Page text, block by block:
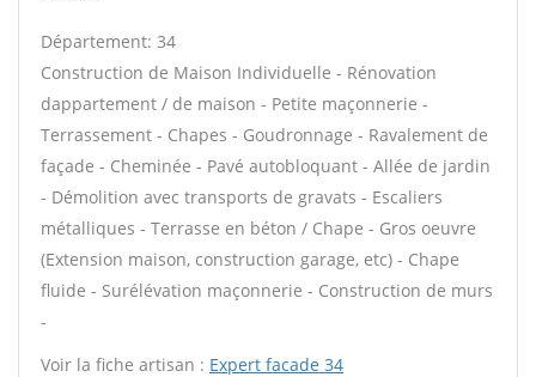
Département: 34
Construction de Maison Individuelle - Rénovation
dappartement / de maison - Petite maçonnerie -
Terrassement - Chapes - Goudronnage - Ravalement de
façade - Cheminée - Pavé autobloquant - Allée de jardin
- Démolition avec transports de gravats - Escaliers
métalliques - Terrasse en béton / Chape - Gros oeuvre
(Extension maison, construction garage, etc) - Chape
fluide - Surélévation maçonnerie - Construction de murs
-
Voir la fiche artisan : Expert facade 34